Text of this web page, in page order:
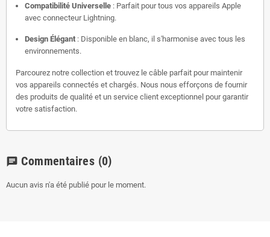
Compatibilité Universelle : Parfait pour tous vos appareils Apple
avec connecteur Lightning.
Design Élégant : Disponible en blanc, il s'harmonise avec tous les
environnements.
Parcourez notre collection et trouvez le câble parfait pour maintenir
vos appareils connectés et chargés. Nous nous efforçons de fournir
des produits de qualité et un service client exceptionnel pour garantir
votre satisfaction.
chat Commentaires (0)
Aucun avis n'a été publié pour le moment.